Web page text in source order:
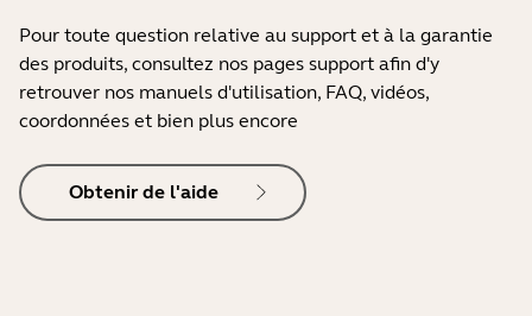
Pour toute question relative au support et à la garantie
des produits, consultez nos pages support afin d'y
retrouver nos manuels d'utilisation, FAQ, vidéos,
coordonnées et bien plus encore
Obtenir de l'aide